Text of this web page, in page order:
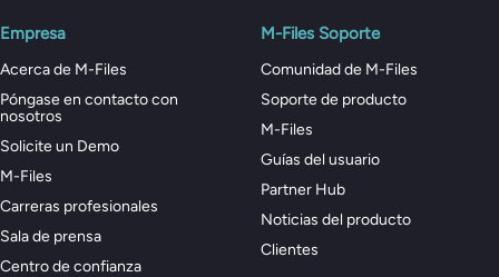
Empresa
Acerca de M-Files
Póngase en contacto con
nosotros
Solicite un Demo
M-Files
Carreras profesionales
Sala de prensa
Centro de confianza
M-Files Soporte
Comunidad de M-Files
Soporte de producto
M-Files
Guías del usuario
Partner Hub
Noticias del producto
Clientes